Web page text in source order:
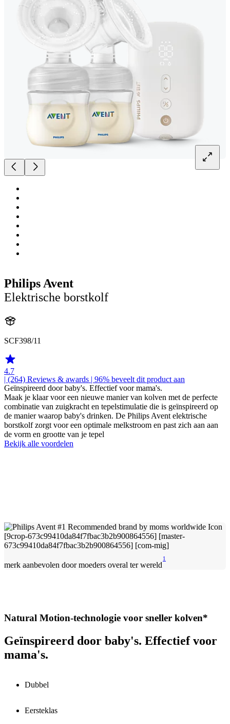
Philips Avent
Elektrische borstkolf
SCF398/11
4.7
| (264) Reviews & awards | 96% beveelt dit product aan
Geïnspireerd door baby's. Effectief voor mama's.
Maak je klaar voor een nieuwe manier van kolven met de perfecte
combinatie van zuigkracht en tepelstimulatie die is geïnspireerd op
de manier waarop baby's drinken. De Philips Avent elektrische
borstkolf zorgt voor een optimale melkstroom en past zich aan aan
de vorm en grootte van je tepel
Bekijk alle voordelen
merk aanbevolen door moeders overal ter wereld
1
Natural Motion-technologie voor sneller kolven*
Geïnspireerd door baby's. Effectief voor
mama's.
Dubbel
Eersteklas